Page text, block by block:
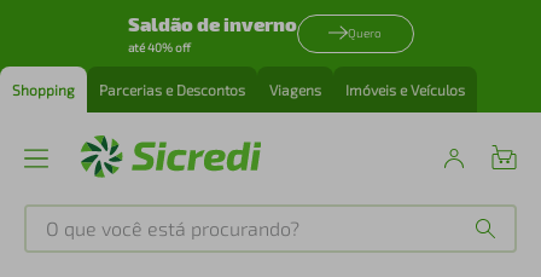
Saldão de inverno
até 40% off
Quero
Shopping Parcerias e Descontos Viagens Imóveis e Veículos
O que você está procurando?